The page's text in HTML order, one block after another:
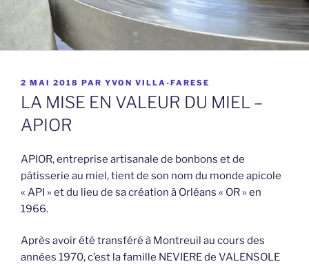
PUBLIÉ
LE
2 MAI 2018 PAR YVON VILLA-FARESE
LA MISE EN VALEUR DU MIEL –
APIOR
APIOR, entreprise artisanale de bonbons et de
pâtisserie au miel, tient de son nom du monde apicole
« API » et du lieu de sa création à Orléans « OR » en
1966.
Après avoir été transféré à Montreuil au cours des
années 1970, c’est la famille NEVIERE de VALENSOLE